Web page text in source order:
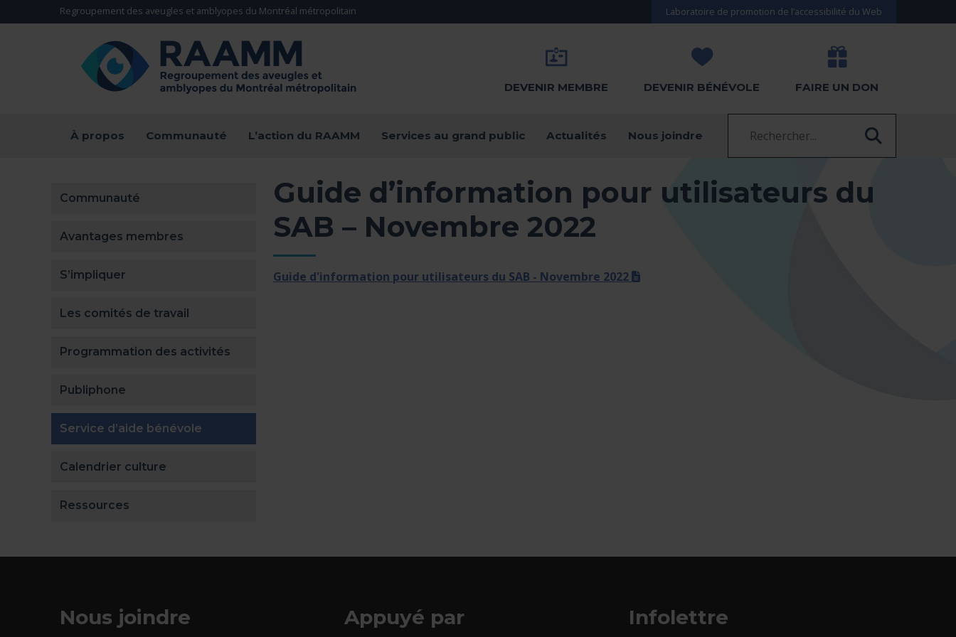
Aller directement au contenu
Regroupement des aveugles et amblyopes du Montréal métropolitain Laboratoire de promotion de l’accessibilité du Web
DEVENIR MEMBRE DEVENIR BÉNÉVOLE FAIRE UN DON
À propos Communauté L’action du RAAMM Services au grand public Actualités Nous joindre
Communauté
Avantages membres
S’impliquer
Les comités de travail
Programmation des activités
Publiphone
Service d’aide bénévole
Calendrier culture
Ressources
Guide d’information pour utilisateurs du
SAB – Novembre 2022
Guide d'information pour utilisateurs du SAB - Novembre 2022 (docx)
Nous joindre Appuyé par Infolettre